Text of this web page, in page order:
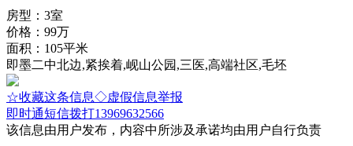
房型：3室
价格：99万
面积：105平米
即墨二中北边,紧挨着,岘山公园,三医,高端社区,毛坯
☆收藏这条信息◇虚假信息举报
即时通短信拨打13969632566
该信息由用户发布，内容中所涉及承诺均由用户自行负责